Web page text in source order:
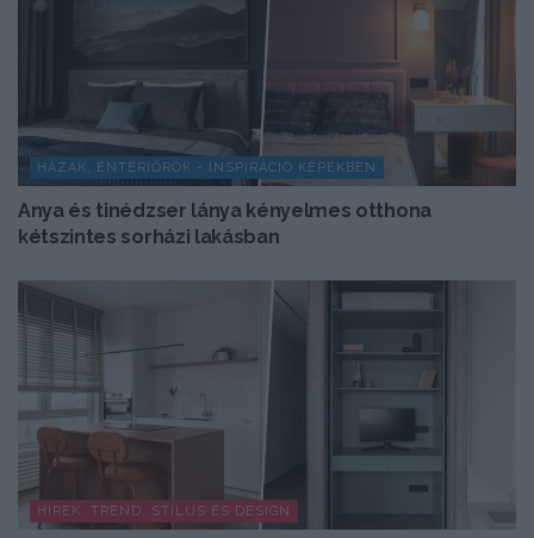
HÁZAK, ENTERIŐRÖK - INSPIRÁCIÓ KÉPEKBEN
Anya és tinédzser lánya kényelmes otthona
kétszintes sorházi lakásban
HÍREK, TREND, STÍLUS ÉS DESIGN